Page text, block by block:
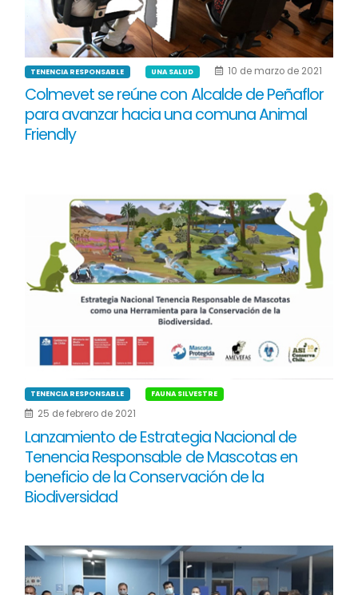
TENENCIA RESPONSABLE UNA SALUD 10 de marzo de 2021
Colmevet se reúne con Alcalde de Peñaflor
para avanzar hacia una comuna Animal
Friendly
TENENCIA RESPONSABLE FAUNA SILVESTRE
25 de febrero de 2021
Lanzamiento de Estrategia Nacional de
Tenencia Responsable de Mascotas en
beneficio de la Conservación de la
Biodiversidad